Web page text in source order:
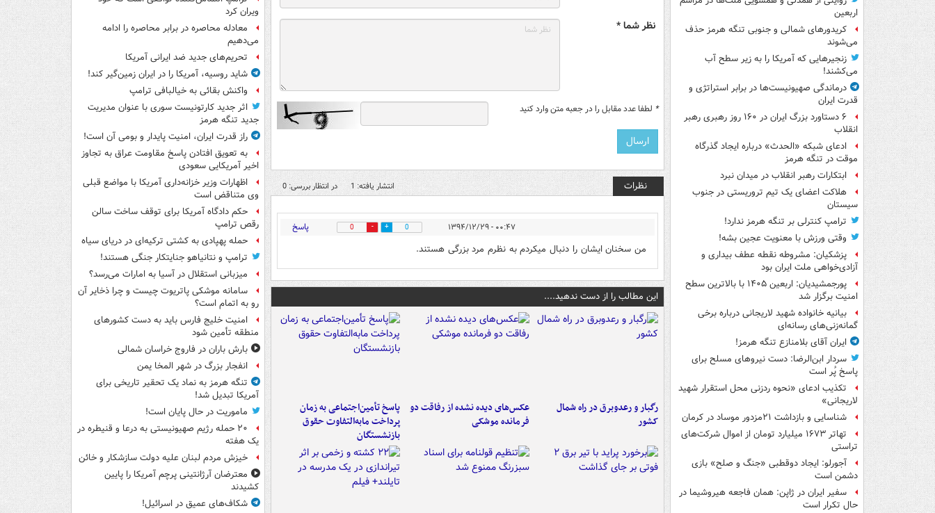
اربعین
کریدورهای شمالی و جنوبی تنگه هرمز حذف
می‌شوند
زنجیرهایی که آمریکا را به زیر سطح آب
می‌کشند!
درماندگی صهیونیست‌ها در برابر استراتژی و
قدرت ایران
۶ دستاورد بزرگ ایران در ۱۶۰ روز رهبری رهبر
انقلاب
ادعای شبکه «الحدث» درباره ایجاد گذرگاه
موقت در تنگه هرمز
ابتکارات رهبر انقلاب در میدان نبرد
هلاکت اعضای یک تیم تروریستی در جنوب
سیستان
ترامپ کنترلی بر تنگه هرمز ندارد!
وقتی ورزش با معنویت عجین بشه!
پزشکیان: مشروطه نقطه عطف بیداری و
آزادی‌خواهی ملت ایران بود
پورجمشیدیان: اربعین ۱۴۰۵ با بالاترین سطح
امنیت برگزار شد
بیانیه خانواده شهید لاریجانی درباره برخی
گمانه‌زنی‌های رسانه‌ای
ایران آقای بلامنازع تنگه هرمز!
سردار ابن‌الرضا: دست نیروهای مسلح برای
پاسخ پُر است
تکذیب ادعای «نحوه ردزنی محل استقرار شهید
لاریجانی»
شناسایی و بازداشت ۲۱مزدور موساد در کرمان
تهاتر ۱۶۷۳ میلیارد تومان از اموال شرکت‌های
تراستی
آجورلو: ایجاد دوقطبی «جنگ و صلح‌» بازی
دشمن است
سفیر ایران در ژاپن: همان فاجعه هیروشیما در
حال تکرار است
نظر شما *
* لطفا عدد مقابل را در جعبه متن وارد کنید
نظرات انتشار یافته: 1 در انتظار بررسی: 0
۰۰:۴۷ - ۱۳۹۴/۱۲/۲۹ 0
0 پاسخ
من سخنان ایشان را دنبال میکردم به نظرم مرد بزرگی هستند.
این مطالب را از دست ندهید....
رگبار و رعدوبرق در راه شمال
کشور
عکس‌های دیده نشده از رفاقت دو
فرمانده‌ موشکی
پاسخ تأمین‌اجتماعی به زمان
پرداخت مابه‌التفاوت حقوق
بازنشستگان
ویران کرد
معادله محاصره در برابر محاصره را ادامه
می‌دهیم
تحریم‌های جدید ضد ایرانی آمریکا
شاید روسیه، آمریکا را در ایران زمین‌گیر کند!
واکنش بقائی به خیالبافی ترامپ
اثر جدید کارتونیست سوری با عنوان مدیریت
جدید تنگه هرمز
راز قدرت ایران، امنیت پایدار و بومی آن است!
به تعویق افتادن پاسخ مقاومت عراق به تجاوز
اخیر آمریکایی سعودی
اظهارات وزیر خزانه‌داری آمریکا با مواضع قبلی
وی متناقض است
حکم دادگاه آمریکا برای توقف ساخت سالن
رقص ترامپ
حمله پهپادی به کشتی ترکیه‌ای در دریای سیاه
ترامپ و نتانیاهو جنایتکار جنگی هستند!
میزبانی استقلال در آسیا به امارات می‌رسد؟
سامانه موشکی پاتریوت چیست و چرا ذخایر آن
رو به اتمام است؟
امنیت خلیج فارس باید به دست کشورهای
منطقه تأمین شود
بارش باران در فاروج خراسان شمالی
انفجار بزرگ در شهر المخا یمن
تنگه هرمز به نماد یک تحقیر تاریخی برای
آمریکا تبدیل شد!
ماموریت در حال پایان است!
۲۰ حمله رژیم صهیونیستی به درعا و قنیطره در
یک هفته
خیزش مردم لبنان علیه دولت سازشکار و خائن
معترضان آرژانتینی پرچم آمریکا را پایین
کشیدند
شکاف‌های عمیق در اسرائیل!